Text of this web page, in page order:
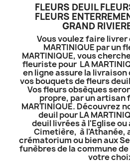
FLEURS DEUIL
FLEURS
GRAND
Vous voulez faire livrer
MARTINIQUE par un
MARTINIQUE, vous
fleuriste pour LA
en ligne assure la
vos bouquets de fleurs deuil
Vos fleurs obsèques
propre, par un artisan
MARTINIQUE. Découvrez
deuil pour LA
deuil livrées à l'Eglise ou
Cimetière, à l'Athanée,
crématorium ou bien aux
funèbres de la commune de
votre